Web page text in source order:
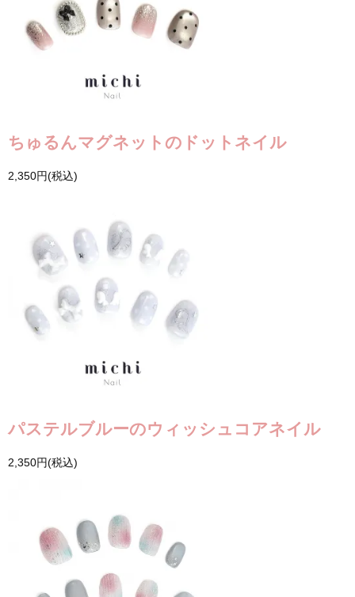
ちゅるんマグネットのドットネイル
2,350円(税込)
パステルブルーのウィッシュコアネイル
2,350円(税込)